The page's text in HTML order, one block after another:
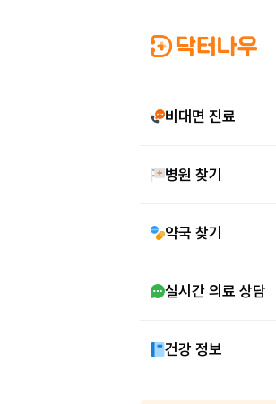
비대면 진료
병원 찾기
약국 찾기
실시간 의료 상담
건강 정보